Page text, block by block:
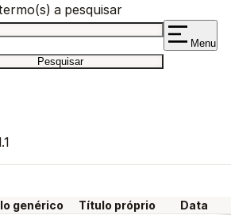
a pesquisar
Menu
genérico Título próprio
Data